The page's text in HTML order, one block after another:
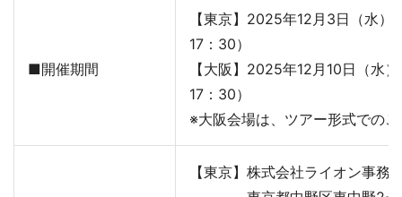
■開催期間
【東京】2025年12月3日（水
17：30）
【大阪】2025年12月10日（
17：30）
※大阪会場は、ツアー形式での
【東京】株式会社ライオン事